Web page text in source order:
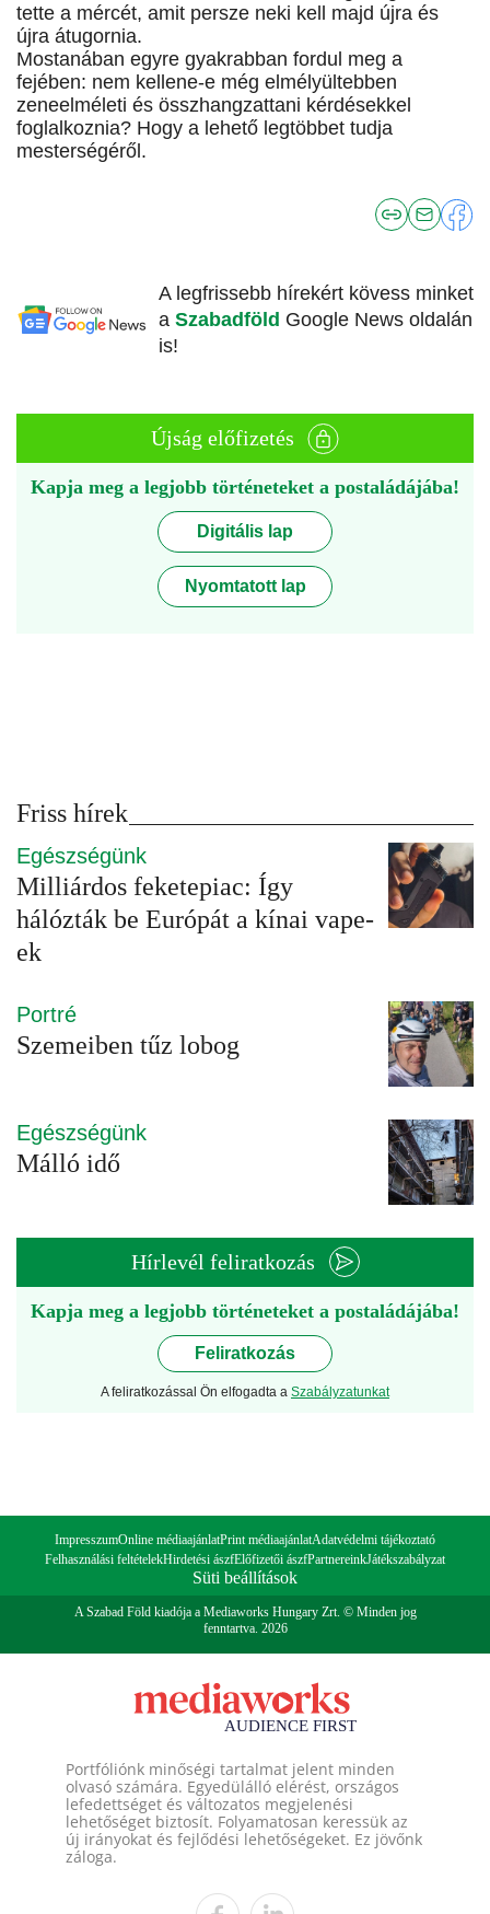
tette a mércét, amit persze neki kell majd újra és
újra átugornia.
Mostanában egyre gyakrabban fordul meg a
fejében: nem kellene-e még elmélyültebben
zeneelméleti és összhangzattani kérdésekkel
foglalkoznia? Hogy a lehető legtöbbet tudja
mesterségéről.
A legfrissebb hírekért kövess minket
a Szabadföld Google News oldalán
is!
Újság előfizetés
Kapja meg a legjobb történeteket a postaládájába!
Digitális lap
Nyomtatott lap
Friss hírek
Egészségünk
Milliárdos feketepiac: Így
hálózták be Európát a kínai vape-
ek
Portré
Szemeiben tűz lobog
Egészségünk
Málló idő
Hírlevél feliratkozás
Kapja meg a legjobb történeteket a postaládájába!
Feliratkozás
A feliratkozással Ön elfogadta a Szabályzatunkat
ImpresszumOnline médiaajánlatPrint médiaajánlatAdatvédelmi tájékoztató
Felhasználási feltételekHirdetési ászfElőfizetői ászfPartnereinkJátékszabályzat
Süti beállítások
A Szabad Föld kiadója a Mediaworks Hungary Zrt. © Minden jog
fenntartva. 2026
Portfóliónk minőségi tartalmat jelent minden
olvasó számára. Egyedülálló elérést, országos
lefedettséget és változatos megjelenési
lehetőséget biztosít. Folyamatosan keressük az
új irányokat és fejlődési lehetőségeket. Ez jövőnk
záloga.